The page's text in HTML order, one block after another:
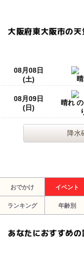
大阪府東大阪市の天
08月08日
(土)
08月09日
(日)
晴れ
降水
おでかけ イベント
ランキング 年齢別
あなたにおすすめの